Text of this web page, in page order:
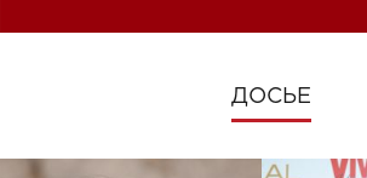
ДОСЬЕ